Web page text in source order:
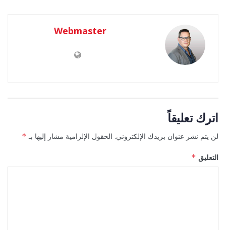
Webmaster
اترك تعليقاً
لن يتم نشر عنوان بريدك الإلكتروني. الحقول الإلزامية مشار إليها بـ *
التعليق *